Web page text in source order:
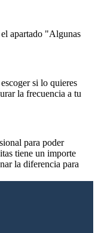
el apartado "Algunas
si lo quieres
la frecuencia a tu
para poder
tiene un importe
la diferencia para